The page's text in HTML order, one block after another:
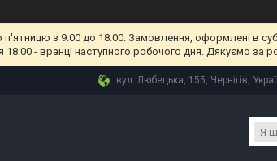
з 9:00 до 18:00. Замовлення, оформлені в
18:00 - вранці наступного робочого дня. Дякуємо за
вул. Любецька, 155, Чернігів,